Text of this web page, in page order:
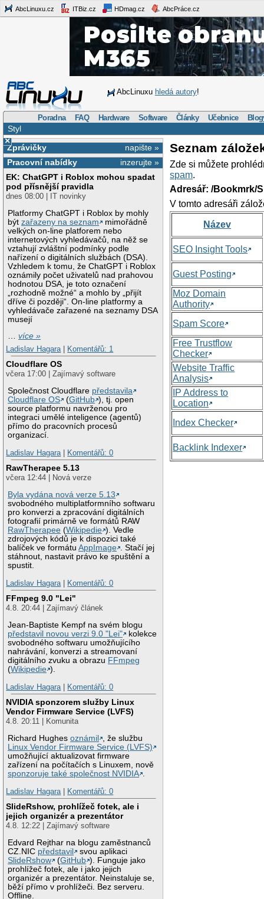
AbcLinuxu.cz ITBiz.cz HDmag.cz AbcPráce.cz
AbcLinuxu hledá autory!
Poradna FAQ Hardware Software Články Učebnice
Styl
×
napište »
Zprávičky
inzerujte »
Pracovní nabídky
EK: ChatGPT i Roblox mohou spadat
pod přísnější pravidla
dnes 08:00 | IT novinky
Platformy ChatGPT i Roblox by mohly
býtzařazeny na seznam
mimořádně
velkých on-line platforem nebo
internetových vyhledávačů, na něž se
vztahují zvláštní podmínky podle
nařízení o digitálních službách (DSA).
Vzhledem k tomu, že ChatGPT i Roblox
oznámily počet uživatelů nad prahovou
hodnotou DSA, je toto označení
„rozhodně možné“ a mohlo by „přijít
dříve či později“. On-line platformy a
vyhledávače zařazené na seznamy DSA
musejí
…více »
Ladislav Hagara
Komentářů: 1
Cloudflare OS
včera 17:00 | Zajímavý software
Společnost Cloudflare představila
Cloudflare OS
(GitHub ), tj. open
source platformu navrženou pro
integraci umělé inteligence (agentů)
přímo do pracovních procesů
organizací.
Ladislav Hagara
Komentářů: 0
RawTherapee 5.13
včera 12:44 | Nová verze
Byla vydána nová verze 5.13
svobodného multiplatformního softwaru
pro konverzi a zpracování digitálních
fotografií primárně ve formátů RAW
RawTherapee (Wikipedie ). Vedle
zdrojových kódů je k dispozici také
balíček ve formátuAppImage . Stačí jej
stáhnout, nastavit právo ke spuštění a
spustit.
Ladislav Hagara
Komentářů: 0
FFmpeg 9.0 "Lei"
4.8. 20:44 | Zajímavý článek
Jean-Baptiste Kempf na svém blogu
představil novou verzi 9.0 "Lei"
kolekce
svobodného softwaru umožňujícího
nahrávání, konverzi a streamovaní
digitálního zvuku a obrazu FFmpeg
(Wikipedie ).
Ladislav Hagara
Komentářů: 0
NVIDIA sponzorem služby Linux
Vendor Firmware Service (LVFS)
4.8. 20:11 | Komunita
Richard Hughesoznámil
, že službu
Linux Vendor Firmware Service (LVFS)
umožňující aktualizovat firmware
zařízení na počítačích s Linuxem, nově
sponzoruje také společnost NVIDIA .
Ladislav Hagara | Komentářů: 0
SlideRshow, prohlížeč fotek, ale i
jejich organizér a prezentátor
4.8. 12:22 | Zajímavý software
Edvard Rejthar na blogu zaměstnanců
CZ.NIC představil
svou aplikaci
SlideRshow
(GitHub ). Funguje jako
prohlížeč fotek, ale i jako jejich
organizér a prezentátor. Neinstaluje se,
běží přímo v prohlížeči. Bez serveru.
Offline.
Seznam
Zde si můžete
spam.
Adresář: /Bookmrk/
V tomto adresáři
Název
SEO Insight Tools
Guest Posting
Moz Domain
Authority
Spam Score
Free Trustflow
Checker
Website Traffic
Analysis
IP Address to
Location
Index Checker
Backlink Indexer